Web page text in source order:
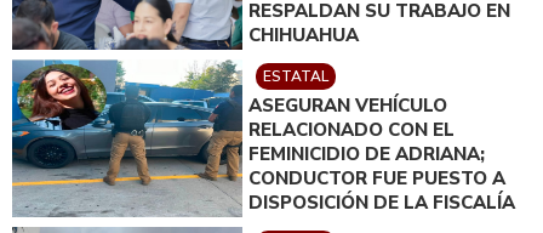
RESPALDAN SU TRABAJO EN
CHIHUAHUA
ESTATAL
ASEGURAN VEHÍCULO
RELACIONADO CON EL
FEMINICIDIO DE ADRIANA;
CONDUCTOR FUE PUESTO A
DISPOSICIÓN DE LA FISCALÍA